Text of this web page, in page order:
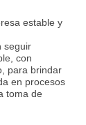
estable y
seguir
con
para brindar
en procesos
toma de